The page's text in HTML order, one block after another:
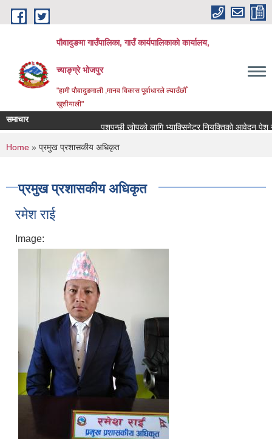
Skip to main content
पौवादुङमा गाउँपालिका, गाउँ कार्यपालिकाको कार्यालय,
च्याङ्ग्रे भोजपुर
"हामी पौवादुङमाली ,मानव विकास पूर्वाधारले ल्याउँछौँ
खुशीयाली"
समाचार
पशुपन्छी खोपको लागि भ्याक्सिनेटर नियुक्तिको आवेदन पेश गर्ने
You are here
Home » प्रमुख प्रशासकीय अधिकृत
प्रमुख प्रशासकीय अधिकृत
रमेश राई
Image: